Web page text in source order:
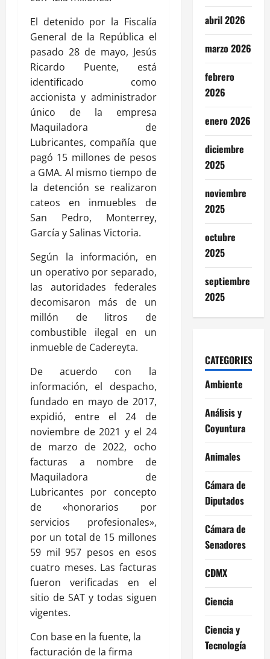
El detenido por la Fiscalía
General de la República el
pasado 28 de mayo, Jesús
Ricardo Puente, está
identificado como
accionista y administrador
único de la empresa
Maquiladora de
Lubricantes, compañía que
pagó 15 millones de pesos
a GMA. Al mismo tiempo de
la detención se realizaron
cateos en inmuebles de
San Pedro, Monterrey,
García y Salinas Victoria.
Según la información, en
un operativo por separado,
las autoridades federales
decomisaron más de un
millón de litros de
combustible ilegal en un
inmueble de Cadereyta.
De acuerdo con la
información, el despacho,
fundado en mayo de 2017,
expidió, entre el 24 de
noviembre de 2021 y el 24
de marzo de 2022, ocho
facturas a nombre de
Maquiladora de
Lubricantes por concepto
de «honorarios por
servicios profesionales»,
por un total de 15 millones
59 mil 957 pesos en esos
cuatro meses. Las facturas
fueron verificadas en el
sitio de SAT y todas siguen
vigentes.
Con base en la fuente, la
facturación de la firma
abril 2026
marzo 2026
febrero
2026
enero 2026
diciembre
2025
noviembre
2025
octubre
2025
septiembre
2025
CATEGORIES
Ambiente
Análisis y
Coyuntura
Animales
Cámara de
Diputados
Cámara de
Senadores
CDMX
Ciencia
Ciencia y
Tecnología